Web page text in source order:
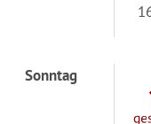
Sonntag